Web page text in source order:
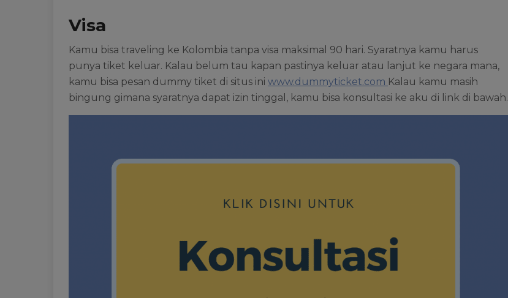
Visa
Kamu bisa traveling ke Kolombia tanpa visa maksimal 90 hari. Syaratnya kamu harus
punya tiket keluar. Kalau belum tau kapan pastinya keluar atau lanjut ke negara mana,
kamu bisa pesan dummy tiket di situs ini www.dummyticket.com Kalau kamu masih
bingung gimana syaratnya dapat izin tinggal, kamu bisa konsultasi ke aku di link di bawah.